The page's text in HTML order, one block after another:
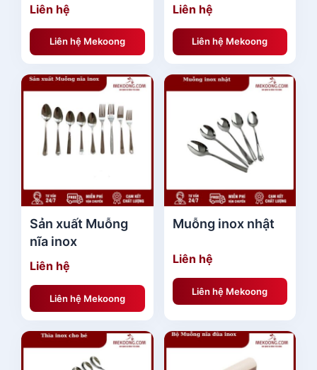
Liên hệ
Liên hệ Mekoong
Liên hệ
Liên hệ Mekoong
Sản xuất Muỗng
nĩa inox
Liên hệ
Liên hệ Mekoong
Muỗng inox nhật
Liên hệ
Liên hệ Mekoong